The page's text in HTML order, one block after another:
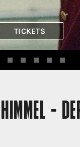
TICKETS
-